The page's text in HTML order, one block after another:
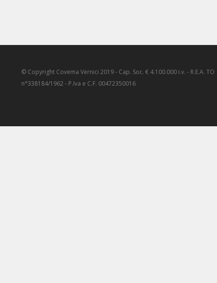
© Copyright Covema Vernici 2019 - Cap. Soc. € 4.100.000 i.v. - R.E.A. TO
n°338184/1962 - P.Iva e C.F. 00472350016